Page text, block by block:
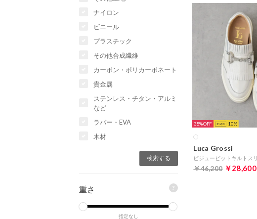
ナイロン
ビニール
プラスチック
その他合成繊維
カーボン・ポリカーボネート
貴金属
ステンレス・チタン・アルミ
など
ラバー・EVA
木材
重さ ?
指定なし
38% 10
Luca Grossi
￥46,200 ￥28,600